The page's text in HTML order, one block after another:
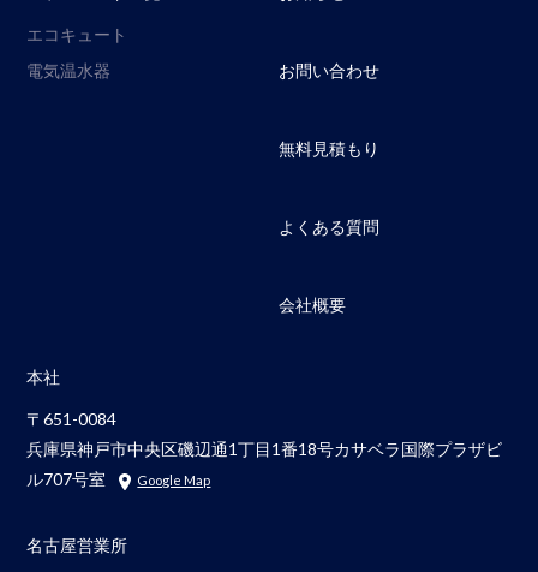
エコキュート
電気温水器
お問い合わせ
無料見積もり
よくある質問
会社概要
本社
〒651-0084
兵庫県神戸市中央区磯辺通1丁目1番18号カサベラ国際プラザビ
ル707号室
Google Map
名古屋営業所